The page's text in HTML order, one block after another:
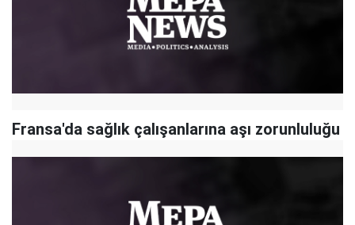
Fransa'da sağlık çalışanlarına aşı zorunluluğu